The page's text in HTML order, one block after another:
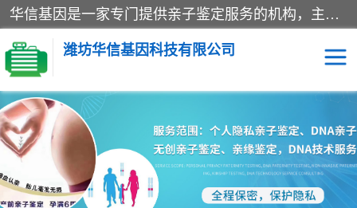
华信基因是一家专门提供亲子鉴定服务的机构，主要业务：济南亲子鉴定、临沂亲子鉴定、菏泽亲子鉴定、淄博亲子鉴定、青岛亲子鉴定、日照亲子鉴定、临朐亲子鉴定、寿光亲子鉴定等，联合广州、上海、北京、深圳、杭州、武汉、成都、合肥、贵阳、沈阳等地区有法医物证鉴定机构及基因检测公司，为国内外客户提供便捷的DNA鉴定服务。
潍坊华信基因科技有限公司
亲子鉴定 DNA亲子鉴定
隐私亲子鉴定 无创亲子鉴定